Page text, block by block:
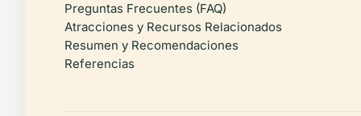
Preguntas Frecuentes (FAQ)
Atracciones y Recursos Relacionados
Resumen y Recomendaciones
Referencias